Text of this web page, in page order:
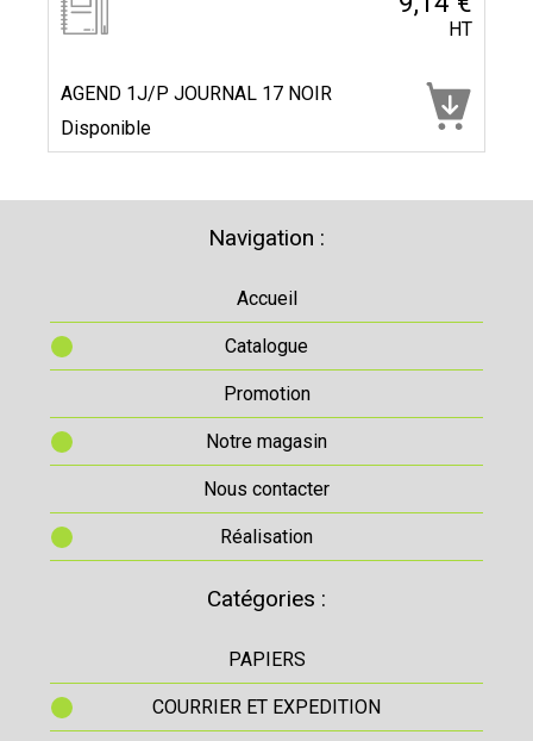
HT
AGEND 1J/P JOURNAL 17 NOIR
Disponible
Navigation :
Accueil
Catalogue
Promotion
Notre magasin
Nous contacter
Réalisation
Catégories :
PAPIERS
COURRIER ET EXPEDITION